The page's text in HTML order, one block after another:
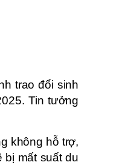
trao đổi sinh
Tin tưởng
không hỗ trợ,
bị mất suất du